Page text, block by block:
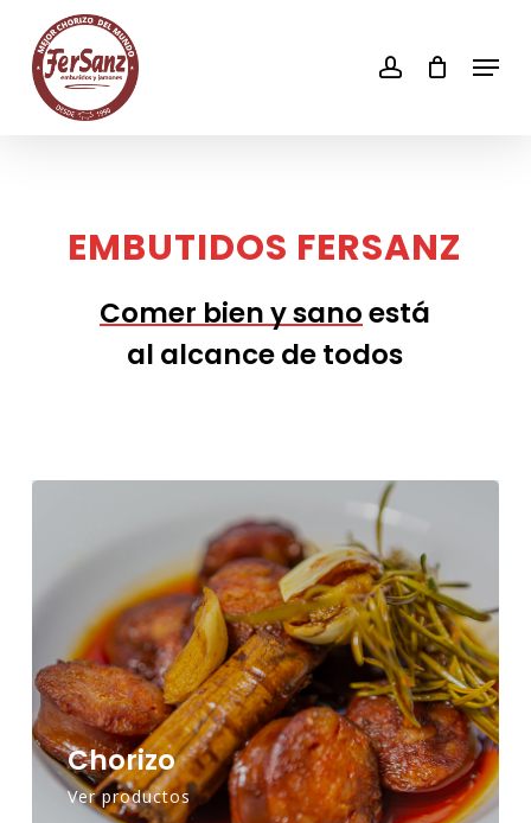
main
content
account
EMBUTIDOS FERSANZ
Comer bien y sanoestá
al alcance de todos
Chorizo
Ver productos